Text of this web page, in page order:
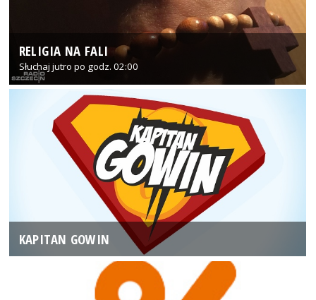
RELIGIA NA FALI
Słuchaj jutro po godz. 02:00
KAPITAN GOWIN